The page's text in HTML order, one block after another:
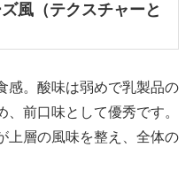
風（テクスチャーと
感。酸味は弱めで乳製品の
前口味として優秀です。
上層の風味を整え、全体の